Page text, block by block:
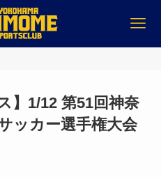
】1/12 第51回神奈
ッカー選手権大会